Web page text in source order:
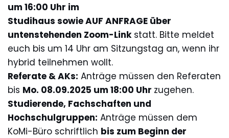
um 16:00 Uhr im
Studihaus sowie AUF ANFRAGE über
untenstehenden Zoom-Linkstatt. Bitte meldet
euch bis um 14 Uhr am Sitzungstag an, wenn ihr
hybrid teilnehmen wollt.
Referate & AKs: Anträge müssen den Referaten
bis Mo. 08.09.2025 um 18:00 Uhr zugehen.
Studierende, Fachschaften und
Hochschulgruppen: Anträge müssen dem
KoMi-Büro schriftlich bis zum Beginn der